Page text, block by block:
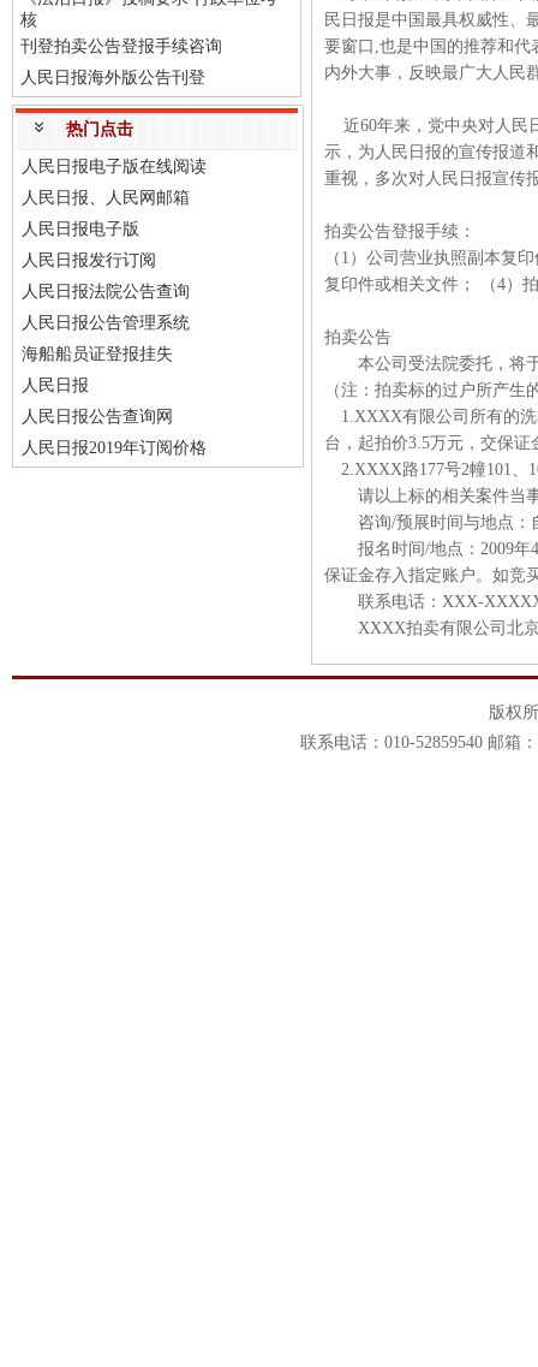
核
刊登拍卖公告登报手续咨询
人民日报海外版公告刊登
热门点击
人民日报电子版在线阅读
人民日报、人民网邮箱
人民日报电子版
人民日报发行订阅
人民日报法院公告查询
人民日报公告管理系统
海船船员证登报挂失
人民日报
人民日报公告查询网
人民日报2019年订阅价格
民日报是中国最具权威性、
要窗口,也是中国的推荐和
内外大事，反映最广大人民
近60年来，党中央对人民
示，为人民日报的宣传报道
重视，多次对人民日报宣传
拍卖公告登报手续：
（1）公司营业执照副本复
复印件或相关文件； （4）
拍卖公告
本公司受法院委托，将于
（注：拍卖标的过户所产
1.XXXX有限公司所有的洗
台，起拍价3.5万元，交保证
2.XXXX路177号2幢101、
请以上标的相关案件当事
咨询/预展时间与地点：
报名时间/地点：2009年4
保证金存入指定账户。如竞
联系电话：XXX-
XXXX拍卖有限公司北京
版权
联系电话：010-52859540 邮箱